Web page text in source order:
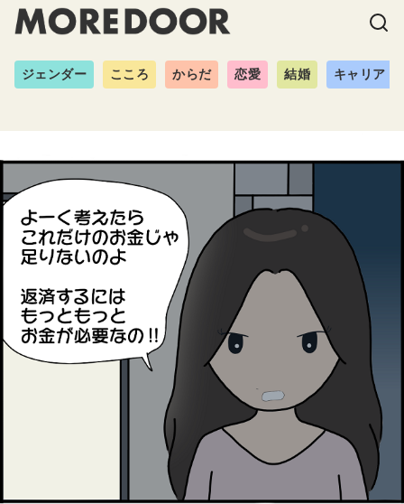
ジェンダー こころ からだ 恋愛 結婚 キャリア